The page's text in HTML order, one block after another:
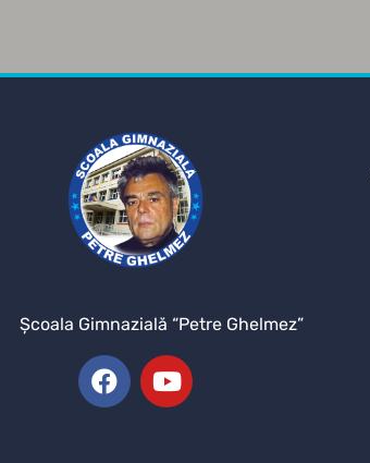
Şcoala Gimnazială “Petre Ghelmez”